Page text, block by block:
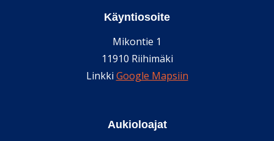
Käyntiosoite
Mikontie 1
11910 Riihimäki
Linkki Google Mapsiin
Aukioloajat